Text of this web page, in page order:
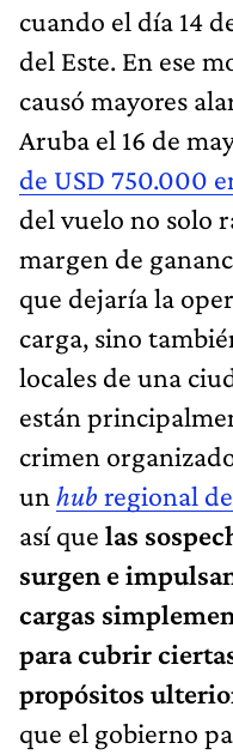
cuando el día 14
del Este. En ese
causó mayores
Aruba el 16 de
de USD 750.000
del vuelo no solo
margen de
que dejaría la
carga, sino
locales de una
están
crimen
un hub regional
así que las
surgen e
cargas
para cubrir
propósitos
que el gobierno